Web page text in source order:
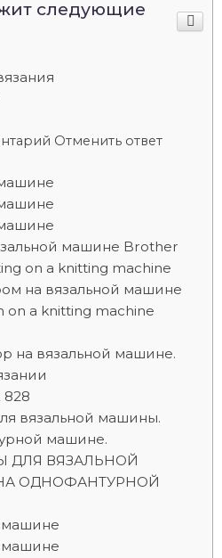
следующие
Отменить ответ
машине Brother
on a knitting machine
на вязальной машине
on a knitting machine
на вязальной машине.
вязальной машины.
машине.
ДЛЯ ВЯЗАЛЬНОЙ
ОДНОФАНТУРНОЙ
машине
машине